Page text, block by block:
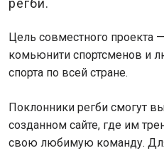
регби.
Цель совместного
комьюнити спортсменов и
спорта по всей стране.
Поклонники регби смогут
созданном сайте, где им
свою любимую команду. Для